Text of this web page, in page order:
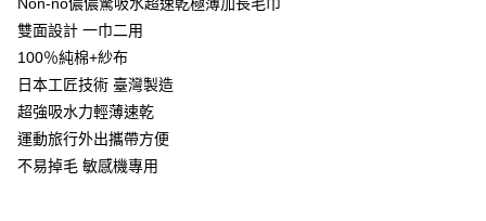
每筆NT$90，滿NT$999(含以上)免運費
每筆NT$90，滿NT$999(含以上)免運費
雙面設計 一巾二用
100％純棉+紗布
日本工匠技術 臺灣製造
超強吸水力輕薄速乾
運動旅行外出攜帶方便
不易掉毛 敏感機專用